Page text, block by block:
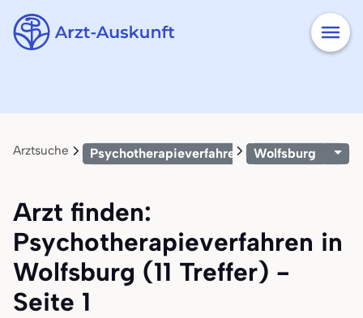
Arztsuche Psychotherapieverfahren Wolfsburg
Arzt finden:
Psychotherapieverfahren in
Wolfsburg (11 Treffer) -
Seite 1